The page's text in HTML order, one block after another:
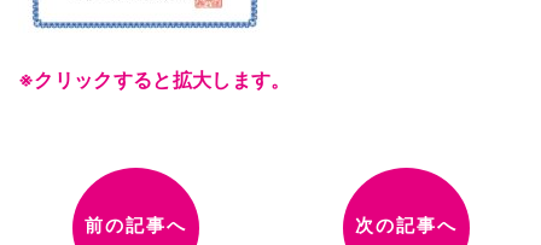
※クリックすると拡大します。
前の記事へ 次の記事へ